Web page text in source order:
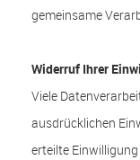
gemeinsame
Widerruf Ihrer
Viele
ausdrücklichen
erteilte